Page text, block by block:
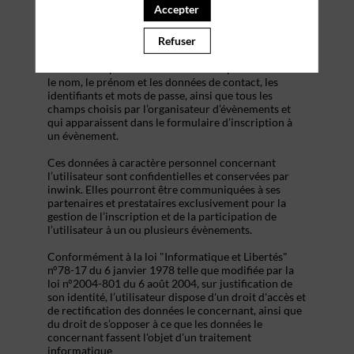
évènement, et de consulter les informations relatives
à l’organisation pratique et logistique d’un
le nom, le prénom et les données de contact, les
identifiants et mots de passe, ainsi que tous les
champs choisis par l’organisateur d’évènements et
qui apparaissent dans le formulaire d’inscription à
un évènement.
Ces données à caractère personnel concernant
l’utilisateur sont confidentielles et conservées par
inwink. Elles pourront être communiquées à ses
partenaires et prestataires exclusivement pour la
gestion de l’inscription et de la participation de
l’utilisateur à un ou plusieurs évènements.
Conformément à la loi "Informatique et Libertés"
n°78-17 du 6 janvier 1978 telle que modifiée par la
loi n°2004-801 du 6 août 2004, sur justification de
son identité, l’utilisateur dispose d'un droit d'accès et
de rectification des données le concernant, ainsi que
du droit de s’opposer à ce que les données le
concernant fassent l'objet d'un traitement
informatique
Accepter
Refuser